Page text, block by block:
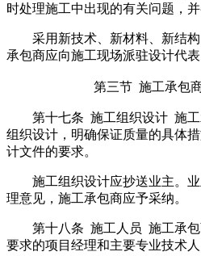
时处理施工中出现的有关问题，
采用新技术、新材料、新结
承包商应向施工现场派驻设计代表
第三节 施工承包
第十七条 施工组织设计 施
组织设计，明确保证质量的具体
计文件的要求。
施工组织设计应抄送业主。
理意见，施工承包商应予采纳。
第十八条 施工人员 施工承
要求的项目经理和主要专业技术人